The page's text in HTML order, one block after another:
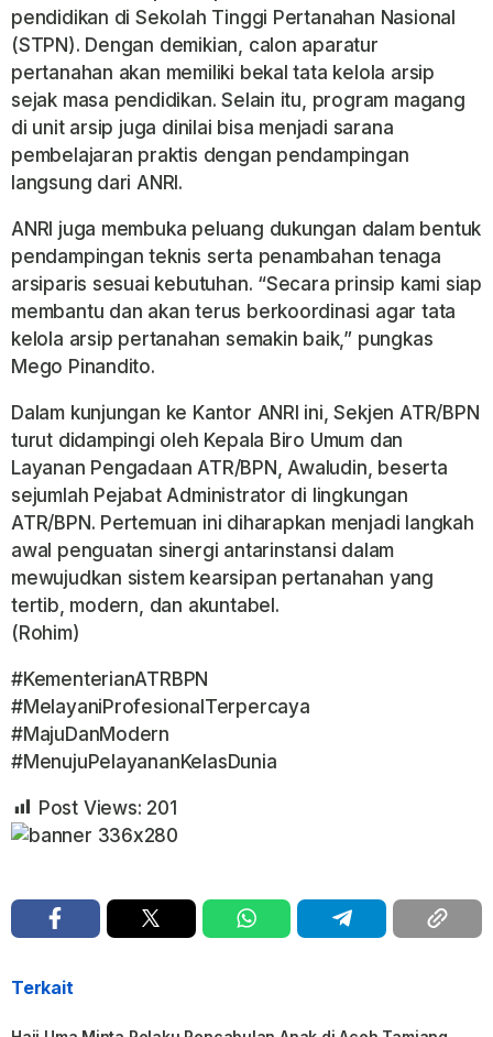
pendidikan di Sekolah Tinggi Pertanahan Nasional
(STPN). Dengan demikian, calon aparatur
pertanahan akan memiliki bekal tata kelola arsip
sejak masa pendidikan. Selain itu, program magang
di unit arsip juga dinilai bisa menjadi sarana
pembelajaran praktis dengan pendampingan
langsung dari ANRI.
ANRI juga membuka peluang dukungan dalam bentuk
pendampingan teknis serta penambahan tenaga
arsiparis sesuai kebutuhan. “Secara prinsip kami siap
membantu dan akan terus berkoordinasi agar tata
kelola arsip pertanahan semakin baik,” pungkas
Mego Pinandito.
Dalam kunjungan ke Kantor ANRI ini, Sekjen ATR/BPN
turut didampingi oleh Kepala Biro Umum dan
Layanan Pengadaan ATR/BPN, Awaludin, beserta
sejumlah Pejabat Administrator di lingkungan
ATR/BPN. Pertemuan ini diharapkan menjadi langkah
awal penguatan sinergi antarinstansi dalam
mewujudkan sistem kearsipan pertanahan yang
tertib, modern, dan akuntabel.
(Rohim)
#KementerianATRBPN
#MelayaniProfesionalTerpercaya
#MajuDanModern
#MenujuPelayananKelasDunia
Post Views: 201
Terkait